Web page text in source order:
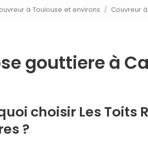
à Toulouse et environs Couvreur
gouttiere à
choisir Les Toits
?